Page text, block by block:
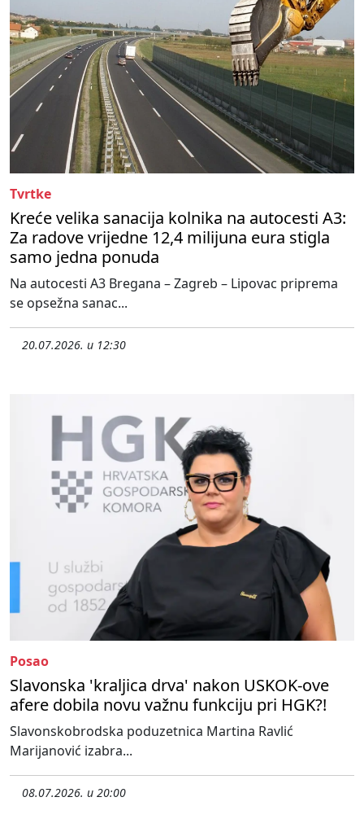
Tvrtke
Kreće velika sanacija kolnika na autocesti A3:
Za radove vrijedne 12,4 milijuna eura stigla
samo jedna ponuda
Na autocesti A3 Bregana – Zagreb – Lipovac priprema
se opsežna sanac...
20.07.2026. u 12:30
Posao
Slavonska 'kraljica drva' nakon USKOK-ove
afere dobila novu važnu funkciju pri HGK?!
Slavonskobrodska poduzetnica Martina Ravlić
Marijanović izabra...
08.07.2026. u 20:00